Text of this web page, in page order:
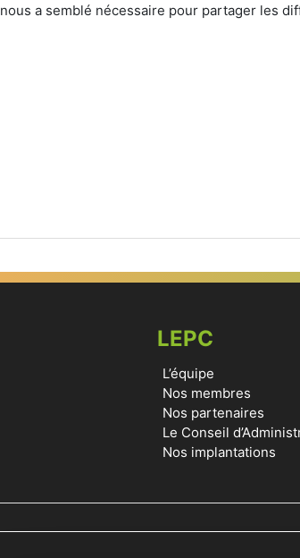
nous a semblé nécessaire pour partager les
LEPC
L’équipe
Nos membres
Nos partenaires
Le Conseil
Nos implantations